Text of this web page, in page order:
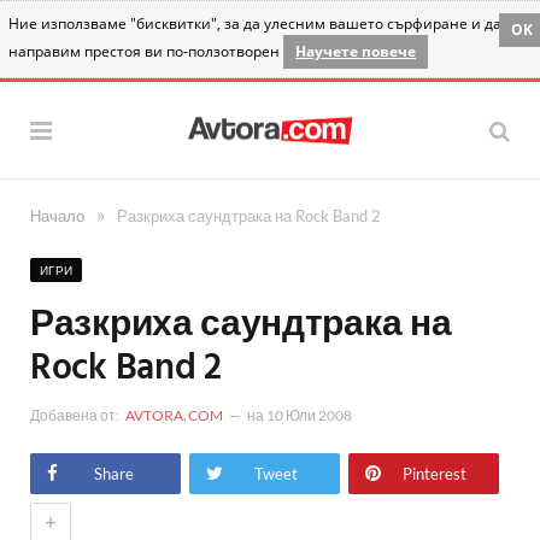
Ние използваме "бисквитки", за да улесним вашето сърфиране и да
направим престоя ви по-ползотворен
Научете повече
OK
Начало » Разкриха саундтрака на Rock Band 2
ИГРИ
Разкриха саундтрака на
Rock Band 2
Добавена от: AVTORA.COM на 10 Юли 2008
Share Tweet Pinterest
+